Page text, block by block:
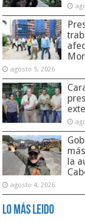
agosto 5, 2026
la
agosto 4, 2026
Lo Más Leido